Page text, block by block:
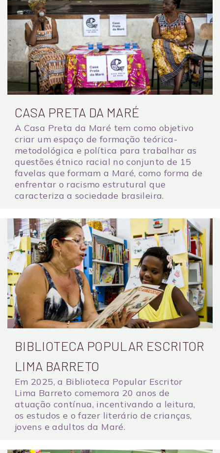
CASA PRETA DA MARÉ
A Casa Preta da Maré tem como objetivo
criar um espaço de formação teórica-
metodológica e política para trabalhar as
questões étnico racial no conjunto de 15
favelas que formam a Maré, como forma de
enfrentar o racismo estrutural que
caracteriza a sociedade brasileira.
BIBLIOTECA POPULAR ESCRITOR
LIMA BARRETO
Em 2025, a Biblioteca Popular Escritor
Lima Barreto comemora 20 anos de
atuação contínua, incentivando a leitura,
os estudos e o fazer literário de crianças,
jovens e adultos da Maré.